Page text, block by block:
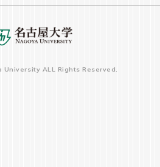
ALL Rights Reserved.